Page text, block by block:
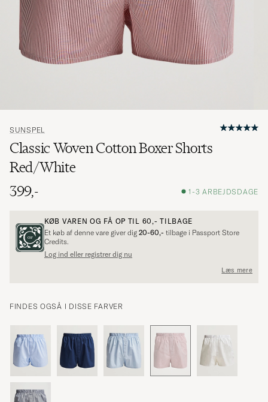
SUNSPEL
Classic Woven Cotton Boxer Shorts
Red/White
399,-
1-3 ARBEJDSDAGE
KØB VAREN OG FÅ OP TIL 60,- TILBAGE
Et køb af denne vare giver dig 20-60,- tilbage i Passport Store
Credits.
Log ind eller registrer dig nu
Læs mere
FINDES OGSÅ I DISSE FARVER